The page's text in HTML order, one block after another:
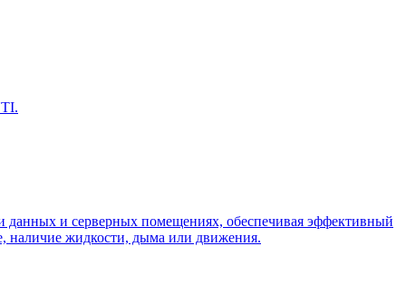
данных и серверных помещениях, обеспечивая эффективный
наличие жидкости, дыма или движения.